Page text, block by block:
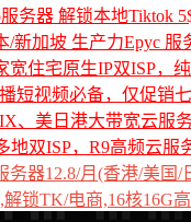
服务器 解锁本地Tiktok
/新加坡 生产力Epyc 服
宽住宅原生IP双ISP，
播短视频必备，仅促销
IX、美日港大带宽云服
地双ISP，R9高频云服
务器12.8/月(香港/美国/
解锁TK/电商,16核16G高